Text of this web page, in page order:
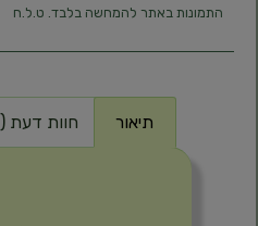
התמונות באתר להמחשה בלבד. ט.ל.ח
תיאור חוות דעת (0)